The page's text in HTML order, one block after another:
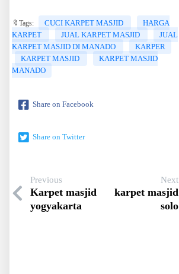
🔖Tags: CUCI KARPET MASJID
HARGA
KARPET
JUAL KARPET MASJID
JUAL
KARPET MASJID DI MANADO
KARPER
KARPET MASJID
KARPET MASJID
MANADO
Share on Facebook
Share on Twitter
Previous
Karpet masjid
yogyakarta
Next
karpet masjid
solo